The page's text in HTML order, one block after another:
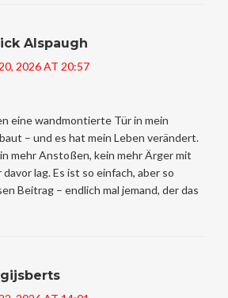
Alspaugh
2026 AT 20:57
eine wandmontierte Tür in mein
– und es hat mein Leben verändert.
mehr Anstoßen, kein mehr Ärger mit
lag. Es ist so einfach, aber so
Beitrag – endlich mal jemand, der das